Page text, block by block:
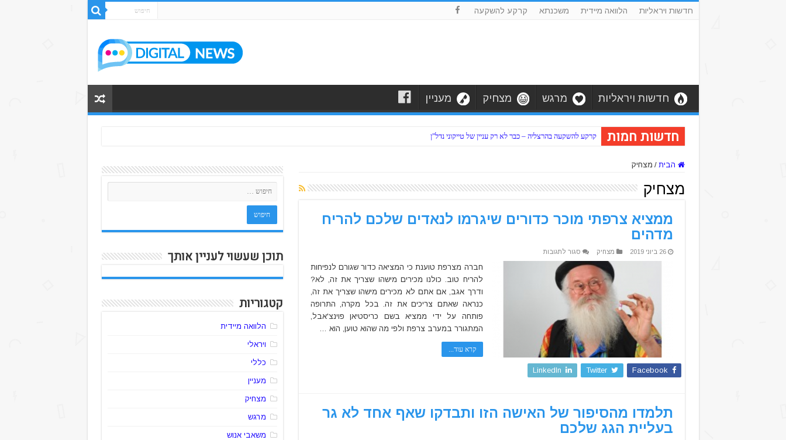
חדשות ויראליות הלוואה מיידית משכנתא קרקע להשקעה
חדשות ויראליות מרגש מצחיק מעניין
חדשות חמות קרקע להשקעה בהרצליה – כבר לא רק עניין של טייקוני נדל"ן
הבית / מצחיק
מצחיק
ממציא צרפתי מוכר כדורים שיגרמו לנאדים שלכם להריח
מדהים
26 ביוני 2019 מצחיק סגור לתגובות
חברה מצרפת טוענת כי המציאה כדור שגורם לנפיחות
להריח טוב. כולנו מכירים מישהו שצריך את זה, לא?
ודרך אגב, אם אתם לא מכירים מישהו שצריך את זה,
כנראה שאתם צריכים את זה. בכל מקרה, התרופה
פותחה על ידי ממציא בשם כריסטיאן פוינצ'אבל,
המתגורר במערב צרפת ולפי מה שהוא טוען, הוא …
קרא עוד...
Facebook
Twitter
LinkedIn
תלמדו מהסיפור של האישה הזו ותבדקו שאף אחד לא גר
בעליית הגג שלכם
תוכן שעשוי לעניין אותך
קטגוריות
הלוואה מיידית
ויראלי
כללי
מעניין
מצחיק
מרגש
משאבי אנוש